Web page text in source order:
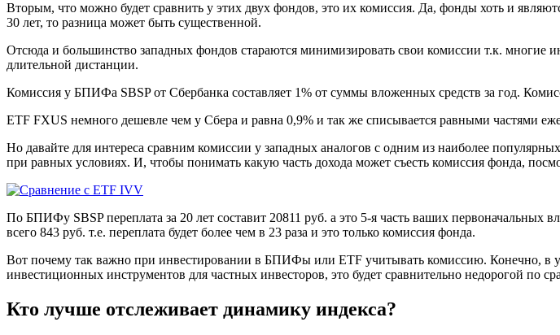
Вторым, что можно будет сравнить у этих двух фондов, это их комиссия. Да, фонды хоть и
30 лет, то разница может быть существенной.
Отсюда и большинство западных фондов стараются минимизировать свои комиссии т.к. многие
длительной дистанции.
Комиссия у БПИФа SBSP от Сбербанка составляет 1% от суммы вложенных средств за год.
ETF FXUS немного дешевле чем у Сбера и равна 0,9% и так же списывается равными частями
Но давайте для интереса сравним комиссии у западных аналогов с одним из наиболее
при равных условиях. И, чтобы понимать какую часть дохода может съесть комиссия фонда,
По БПИФу SBSP переплата за 20 лет составит 20811 руб. а это 5-я часть ваших
всего 843 руб. т.е. переплата будет более чем в 23 раза и это только комиссия фонда.
Вот почему так важно при инвестировании в БПИФы или ETF учитывать комиссию. Конечно, в
инвестиционных инструментов для частных инвесторов, это будет сравнительно недорогой
Кто лучше отслеживает динамику индекса?